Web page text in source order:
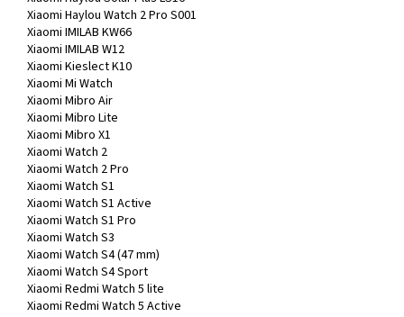
Xiaomi Haylou Watch 2 Pro S001
Xiaomi IMILAB KW66
Xiaomi IMILAB W12
Xiaomi Kieslect K10
Xiaomi Mi Watch
Xiaomi Mibro Air
Xiaomi Mibro Lite
Xiaomi Mibro X1
Xiaomi Watch 2
Xiaomi Watch 2 Pro
Xiaomi Watch S1
Xiaomi Watch S1 Active
Xiaomi Watch S1 Pro
Xiaomi Watch S3
Xiaomi Watch S4 (47 mm)
Xiaomi Watch S4 Sport
Xiaomi Redmi Watch 5 lite
Xiaomi Redmi Watch 5 Active